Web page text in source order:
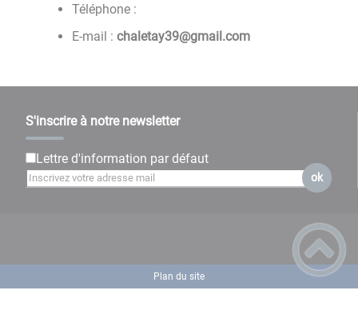
Téléphone :
E-mail : moc.liamg@93yatelahc
S'inscrire à notre newsletter
Lettre d'information par défaut
ok
Plan du site